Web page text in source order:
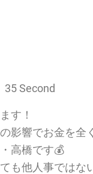
35 Second
す！
影響でお金を全
高橋です💰
も他人事ではな